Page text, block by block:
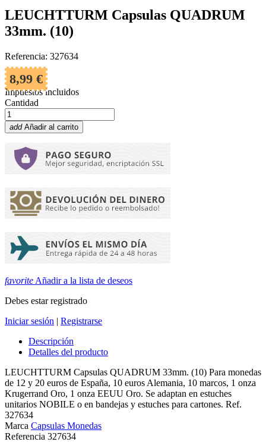
LEUCHTTURM Capsulas QUADRUM
33mm. (10)
Referencia: 327634
8,99 €
Impuestos incluidos
Cantidad
add Añadir al carrito
favorite Añadir a la lista de deseos
Debes estar registrado
Iniciar sesión | Registrarse
Descripción
Detalles del producto
LEUCHTTURM Capsulas QUADRUM 33mm. (10) Para monedas
de 12 y 20 euros de España, 10 euros Alemania, 10 marcos, 1 onza
Krugerrand Oro, 1 onza EEUU Oro. Se adaptan en estuches
unitarios NOBILE o en bandejas y estuches para cartones. Ref.
327634
Marca Capsulas Monedas
Referencia 327634